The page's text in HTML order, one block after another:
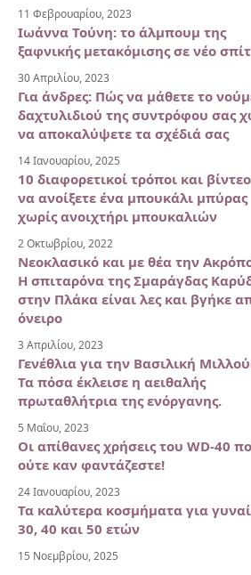
11 Φεβρουαρίου, 2023
Ιωάννα Τούνη: το άλμπουμ της
ξαφνικής μετακόμισης σε νέο
30 Απριλίου, 2023
Για άνδρες: Πώς να μάθετε το
δαχτυλιδιού της συντρόφου σας
να αποκαλύψετε τα σχέδιά σας
14 Ιανουαρίου, 2025
10 διαφορετικοί τρόποι και
να ανοίξετε ένα μπουκάλι μπύρας
χωρίς ανοιχτήρι μπουκαλιών
2 Οκτωβρίου, 2022
Νεοκλασικό και με θέα την
Η σπιταρόνα της Σμαράγδας
στην Πλάκα είναι λες και βγήκε
όνειρο
3 Απριλίου, 2023
Γενέθλια για την Βασιλική
Τα πόσα έκλεισε η αειθαλής
πρωταθλήτρια της ενόργανης.
5 Μαΐου, 2023
Οι απίθανες χρήσεις του WD-40
ούτε καν φαντάζεστε!
24 Ιανουαρίου, 2023
Τα καλύτερα κοσμήματα για
30, 40 και 50 ετών
15 Νοεμβρίου, 2025